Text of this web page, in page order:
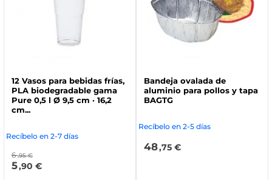
12 Vasos para bebidas frías,
PLA biodegradable gama
Pure 0,5 l Ø 9,5 cm · 16,2
cm...
Recíbelo en 2-7 días
6 ,95 €
5,90 €
Bandeja ovalada de
aluminio para pollos y tapa
BAGTG
Recíbelo en 2-5 días
48,75 €